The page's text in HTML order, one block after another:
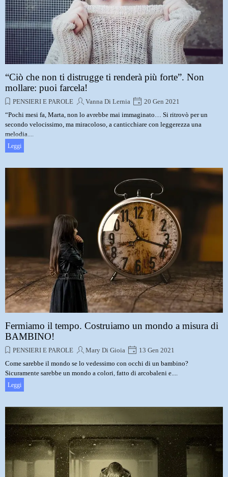
“Ciò che non ti distrugge ti renderà più forte”. Non
mollare: puoi farcela!
PENSIERI E PAROLE Vanna Di Lernia
20 Gen 2021
“Pochi mesi fa, Marta, non lo avrebbe mai immaginato… Si ritrovò per un
secondo velocissimo, ma miracoloso, a canticchiare con leggerezza una
melodia....
Leggi
Fermiamo il tempo. Costruiamo un mondo a misura di
BAMBINO!
PENSIERI E PAROLE Mary Di Gioia
13 Gen 2021
Come sarebbe il mondo se lo vedessimo con occhi di un bambino?
Sicuramente sarebbe un mondo a colori, fatto di arcobaleni e....
Leggi